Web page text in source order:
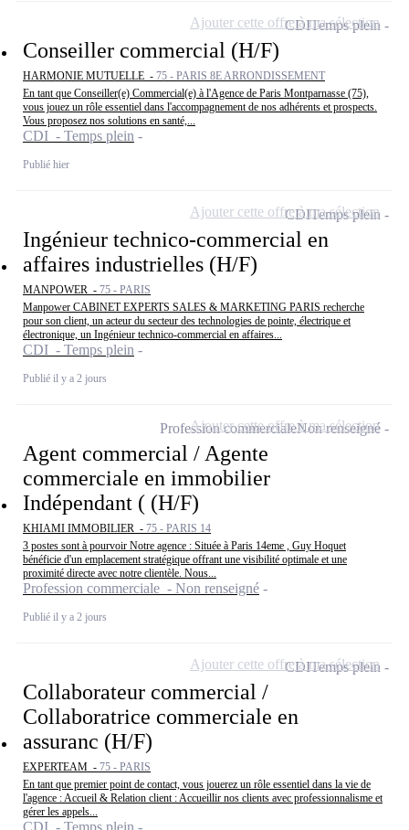
Conseiller commercial (H/F)
HARMONIE MUTUELLE - 75 - PARIS 8E ARRONDISSEMENT
En tant que Conseiller(e) Commercial(e) à l'Agence de Paris Montparnasse (75),
vous jouez un rôle essentiel dans l'accompagnement de nos adhérents et prospects.
Vous proposez nos solutions en santé,...
CDI - Temps plein
Publié hier
CDITemps plein
Ajouter cette offre à ma sélection
Ingénieur technico-commercial en
affaires industrielles (H/F)
MANPOWER - 75 - PARIS
Manpower CABINET EXPERTS SALES & MARKETING PARIS recherche
pour son client, un acteur du secteur des technologies de pointe, électrique et
électronique, un Ingénieur technico-commercial en affaires...
CDI - Temps plein
Publié il y a 2 jours
CDITemps plein
Ajouter cette offre à ma sélection
Agent commercial / Agente
commerciale en immobilier
Indépendant ( (H/F)
KHIAMI IMMOBILIER - 75 - PARIS 14
3 postes sont à pourvoir Notre agence : Située à Paris 14eme , Guy Hoquet
bénéficie d'un emplacement stratégique offrant une visibilité optimale et une
proximité directe avec notre clientèle. Nous...
Profession commerciale - Non renseigné
Publié il y a 2 jours
Profession commercialeNon renseigné
Ajouter cette offre à ma sélection
Collaborateur commercial /
Collaboratrice commerciale en
assuranc (H/F)
EXPERTEAM - 75 - PARIS
En tant que premier point de contact, vous jouerez un rôle essentiel dans la vie de
l'agence : Accueil & Relation client : Accueillir nos clients avec professionnalisme et
gérer les appels...
CDI - Temps plein
CDITemps plein
Ajouter cette offre à ma sélection